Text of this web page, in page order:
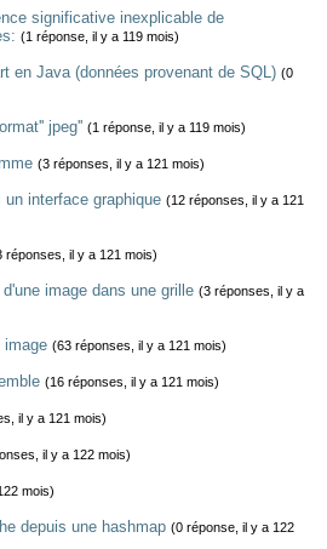
significative inexplicable de
(1 réponse, il y a 119 mois)
en Java (données provenant de SQL) (0
jpeg'' (1 réponse, il y a 119 mois)
(3 réponses, il y a 121 mois)
un interface graphique (12 réponses, il y a 121
réponses, il y a 121 mois)
image dans une grille (3 réponses, il y a
image (63 réponses, il y a 121 mois)
(16 réponses, il y a 121 mois)
il y a 121 mois)
il y a 122 mois)
mois)
depuis une hashmap (0 réponse, il y a 122